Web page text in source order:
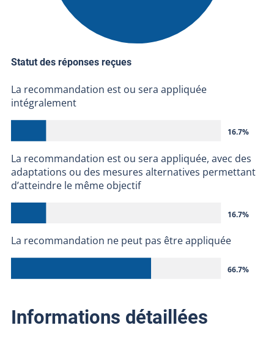
Statut des réponses reçues
La recommandation est ou sera appliquée
intégralement
16.7%
La recommandation est ou sera appliquée, avec des
adaptations ou des mesures alternatives permettant
d’atteindre le même objectif
16.7%
La recommandation ne peut pas être appliquée
66.7%
Informations détaillées